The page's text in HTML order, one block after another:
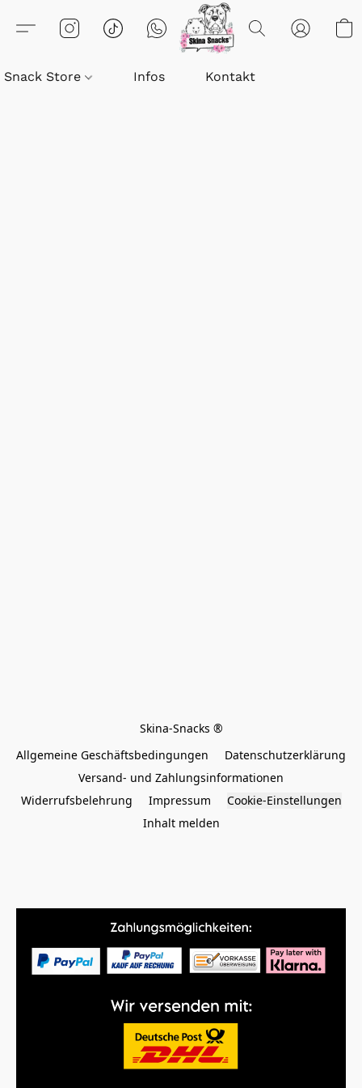
Snack Store Infos Kontakt
Allgemeine Geschäftsbedingungen
Datenschutzerklärung
Versand- und Zahlungsinformationen
Widerrufsbelehrung
Impressum
Cookie-Einstellungen
Inhalt melden